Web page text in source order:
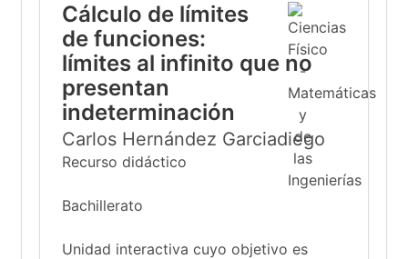
Cálculo de límites
de funciones:
límites al infinito que no
presentan
indeterminación
Carlos Hernández Garciadiego
Recurso didáctico
Bachillerato
Unidad interactiva cuyo objetivo es